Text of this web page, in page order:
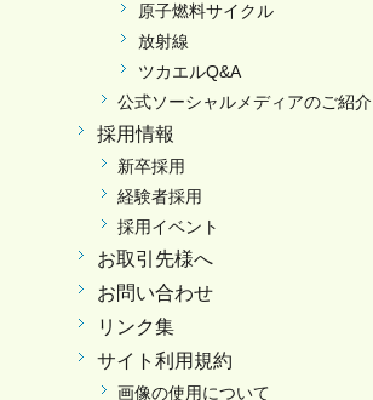
原子燃料サイクル
放射線
ツカエルQ&A
公式ソーシャルメディアのご紹介
採用情報
新卒採用
経験者採用
採用イベント
お取引先様へ
お問い合わせ
リンク集
サイト利用規約
画像の使用について